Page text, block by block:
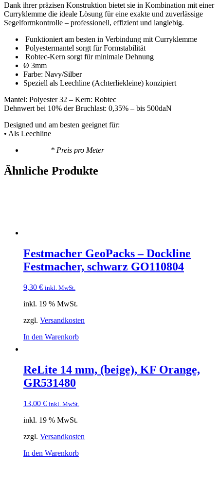
Dank ihrer präzisen Konstruktion bietet sie in Kombination mit einer
Curryklemme die ideale Lösung für eine exakte und zuverlässige
Segelformkontrolle – professionell, effizient und langlebig.
Funktioniert am besten in Verbindung mit Curryklemme
Polyestermantel sorgt für Formstabilität
Robtec-Kern sorgt für minimale Dehnung
Ø 3mm
Farbe: Navy/Silber
Speziell als Leechline (Achterliekleine) konzipiert
Mantel: Polyester 32 – Kern: Robtec
Dehnwert bei 10% der Bruchlast: 0,35% – bis 500daN
Designed und am besten geeignet für:
• Als Leechline
* Preis pro Meter
Ähnliche Produkte
Festmacher GeoPacks – Dockline
Festmacher, schwarz GO110804
9,30 € inkl. MwSt.
inkl. 19 % MwSt.
zzgl. Versandkosten
In den Warenkorb
ReLite 14 mm, (beige), KF Orange,
GR531480
13,00 € inkl. MwSt.
inkl. 19 % MwSt.
zzgl. Versandkosten
In den Warenkorb